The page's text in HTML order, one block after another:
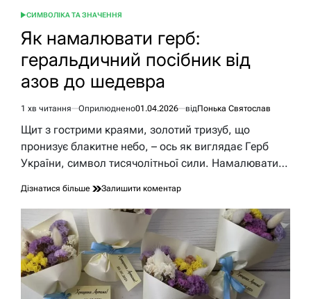
ОПУБЛІКУВАТИ
СИМВОЛІКА ТА ЗНАЧЕННЯ
Як намалювати герб:
геральдичний посібник від
азов до шедевра
Орієнтовний
час
читання
1 хв читання Оприлюднено01.04.2026 відПонька Святослав
Щит з гострими краями, золотий тризуб, що
пронизує блакитне небо, – ось як виглядає Герб
України, символ тисячолітньої сили. Намалювати…
Дізнатися більше Залишити коментардо
намалювати
геральдичний
посібник
від
азов
до